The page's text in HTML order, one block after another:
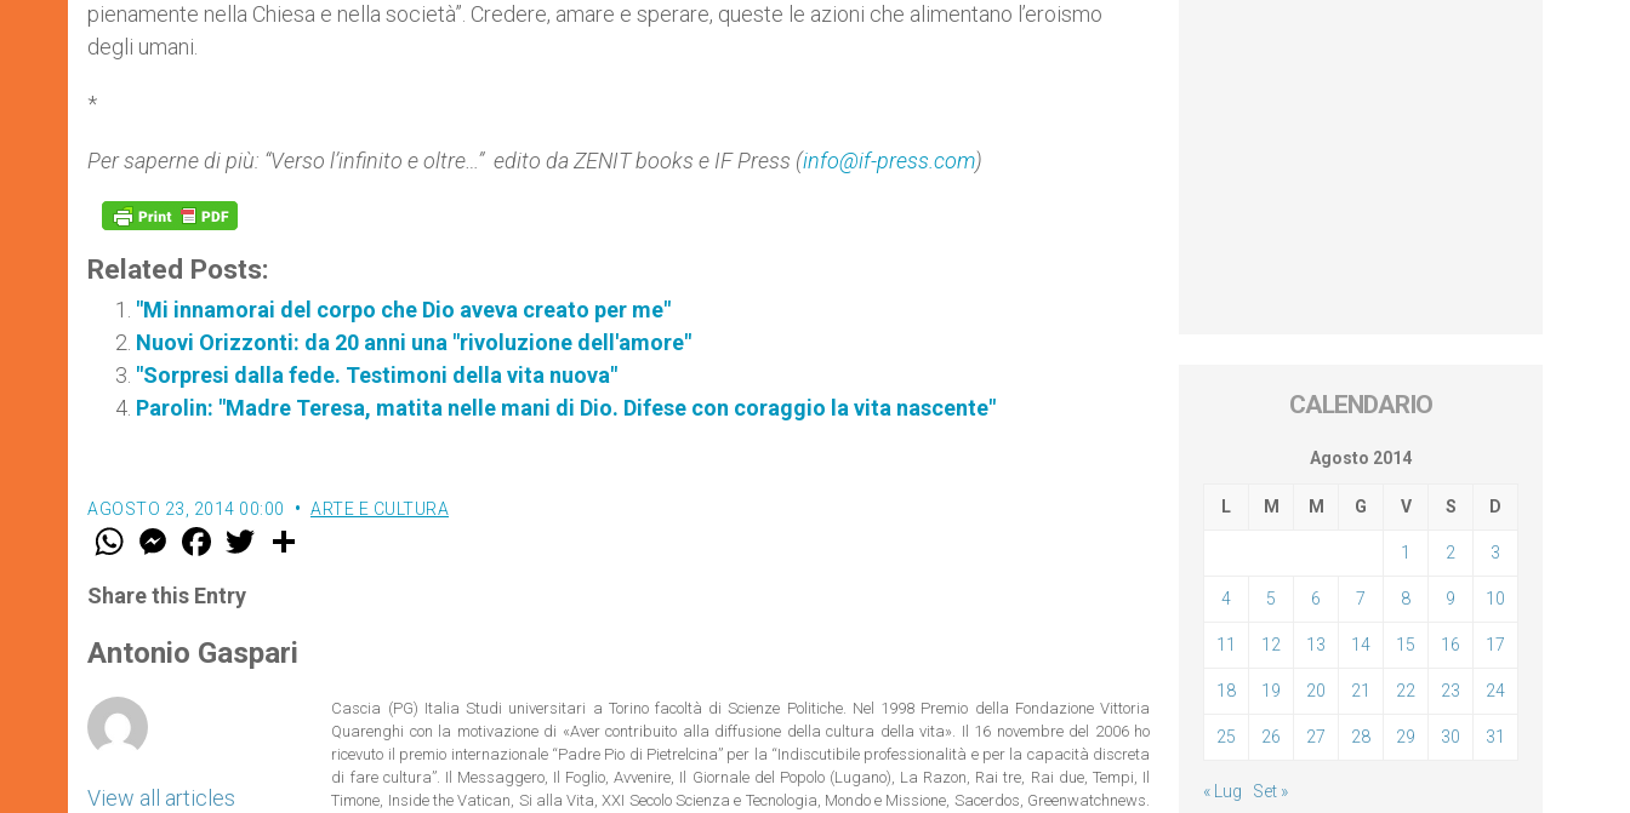
pienamente nella Chiesa e nella società”. Credere, amare e sperare, queste le azioni che alimentano l’eroismo
degli umani.
*
Per saperne di più: “Verso l’infinito e oltre…” edito da ZENIT books e IF Press (info@if-press.com)
Related Posts:
"Mi innamorai del corpo che Dio aveva creato per me"
Nuovi Orizzonti: da 20 anni una "rivoluzione dell'amore"
"Sorpresi dalla fede. Testimoni della vita nuova"
Parolin: "Madre Teresa, matita nelle mani di Dio. Difese con coraggio la vita nascente"
AGOSTO 23, 2014 00:00 ARTE E CULTURA
W
t
s
p
p
M
e
s
e
g
e
F
a
e
b
o
k
w
r
Share this Entry
Antonio Gaspari
View all articles
Cascia (PG) Italia Studi universitari a Torino facoltà di Scienze Politiche. Nel 1998 Premio della Fondazione Vittoria
Quarenghi con la motivazione di «Aver contribuito alla diffusione della cultura della vita». Il 16 novembre del 2006 ho
ricevuto il premio internazionale “Padre Pio di Pietrelcina” per la “Indiscutibile professionalità e per la capacità discreta
di fare cultura”. Il Messaggero, Il Foglio, Avvenire, Il Giornale del Popolo (Lugano), La Razon, Rai tre, Rai due, Tempi, Il
Timone, Inside the Vatican, Si alla Vita, XXI Secolo Scienza e Tecnologia, Mondo e Missione, Sacerdos, Greenwatchnews.
CALENDARIO
Agosto 2014
L M M G V S D
1 2 3
4 5 6 7 8 9 10
11 12 13 14 15 16 17
18 19 20 21 22 23 24
25 26 27 28 29 30 31
« Lug Set »